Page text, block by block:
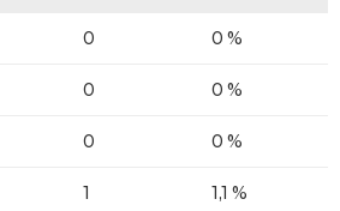
0 0 %
0 0 %
0 0 %
1 1,1 %